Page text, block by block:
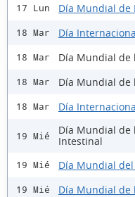
17 Lun Día Mundial de
18 Mar Día
18 Mar Día Mundial de
18 Mar Día Mundial de
18 Mar Día
19 Mié
Día Mundial de
Intestinal
19 Mié Día Mundial
19 Mié Día Mundial de